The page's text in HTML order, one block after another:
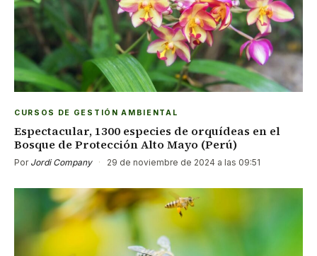
CURSOS DE GESTIÓN AMBIENTAL
Espectacular, 1300 especies de orquídeas en el
Bosque de Protección Alto Mayo (Perú)
Por Jordi Company · 29 de noviembre de 2024 a las 09:51